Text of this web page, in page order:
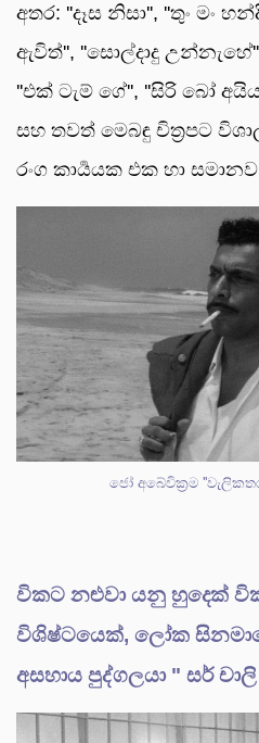
අතර: ''දෑස නිසා'', ''තුං මං
ඇවිත්'', ''සොල්දාදු
''එක් ටැම් ගේ'', ''සිරි බෝ
සහ තවත් මෙබඳු චිත්‍රපට
රංග කාර්‍යයක එක හා
ජෝ අබේවික්‍රම
විකට නළුවා යනු හුදෙක්
විශිෂ්ටයෙක්, ලෝක
අසහාය පුද්ගලයා " සර්